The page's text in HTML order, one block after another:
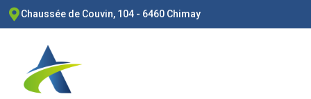
Chaussée de Couvin, 104 - 6460 Chimay